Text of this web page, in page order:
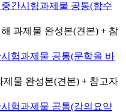
중간시험과제물 공통(함수
과제물 완성본(견본) + 참
험과제물 공통(문학을 바
제물 완성본(견본) + 참고자
험과제물 공통(강의요약